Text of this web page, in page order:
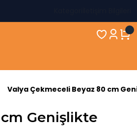
Valya Çekmeceli Beyaz 80 cm
Genişlikte